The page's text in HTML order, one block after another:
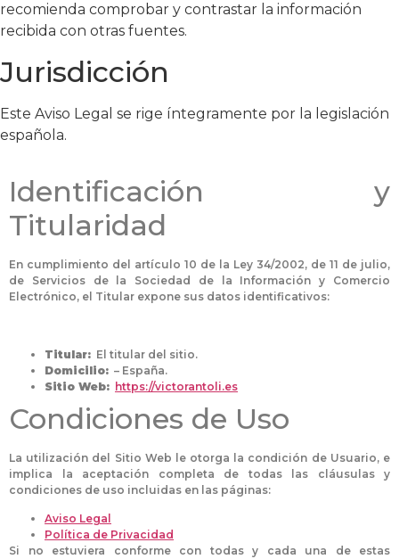
recomienda comprobar y contrastar la información
recibida con otras fuentes.
Jurisdicción
Este Aviso Legal se rige íntegramente por la legislación
española.
Identificación y
Titularidad
En cumplimiento del artículo 10 de la Ley 34/2002, de 11 de julio,
de Servicios de la Sociedad de la Información y Comercio
Electrónico, el Titular expone sus datos identificativos:
Titular: El titular del sitio.
Domicilio: – España.
Sitio Web: https://victorantoli.es
Condiciones de Uso
La utilización del Sitio Web le otorga la condición de Usuario, e
implica la aceptación completa de todas las cláusulas y
condiciones de uso incluidas en las páginas:
Aviso Legal
Política de Privacidad
Si no estuviera conforme con todas y cada una de estas